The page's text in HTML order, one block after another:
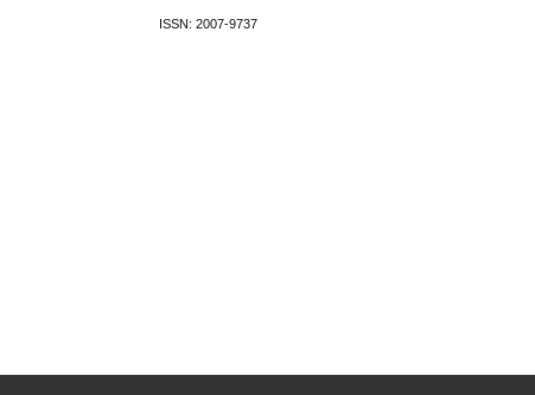
ISSN: 2007-9737